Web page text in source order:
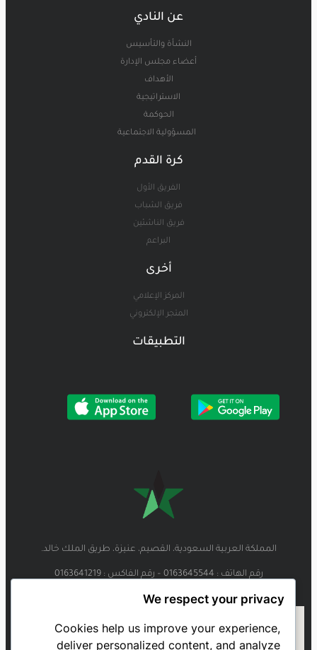
عن النادي
النشأة والتأسيس
أعضاء مجلس الإدارة
الأهداف
الاستراتيجية
الحوكمة
المسؤولية الاجتماعية
كرة القدم
الفريق الأول
فريق الشباب
فريق الناشئين
البراعم
أخرى
المركز الإعلامي
المتجر الإلكتروني
التطبيقات
المملكة العربية السعودية، القصيم، عنيزة، طريق الملك خالد.
رقم الهاتف : 0163645544 – رقم الفاكس : 0163641219
We respect your privacy
Cookies help us improve your experience,
deliver personalized content, and analyze